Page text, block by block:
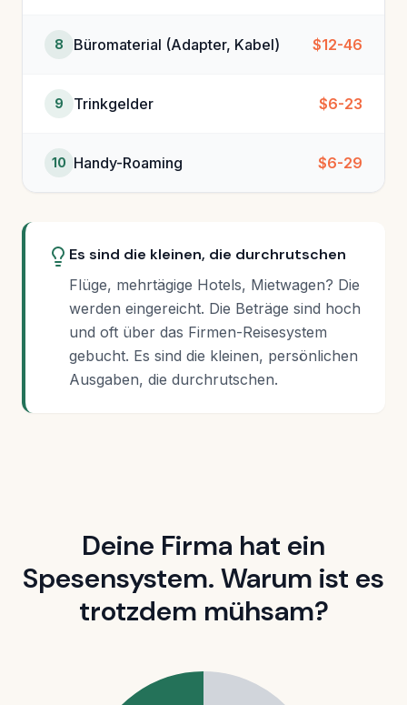
8 Büromaterial (Adapter, Kabel) $12-46
9 Trinkgelder $6-23
10 Handy-Roaming $6-29
Es sind die kleinen, die durchrutschen
Flüge, mehrtägige Hotels, Mietwagen? Die
werden eingereicht. Die Beträge sind hoch
und oft über das Firmen-Reisesystem
gebucht. Es sind die kleinen, persönlichen
Ausgaben, die durchrutschen.
Deine Firma hat ein
Spesensystem. Warum ist es
trotzdem mühsam?